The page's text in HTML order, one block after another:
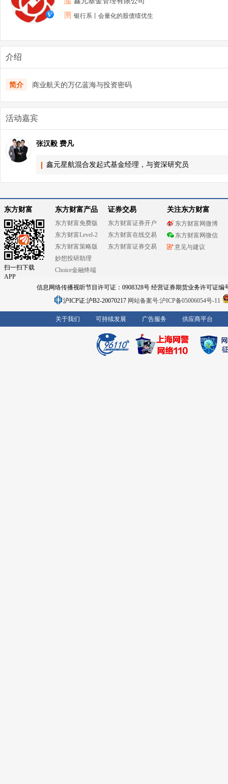
银行系丨会量化的股债绩优生
介绍
简介 商业航天的万亿蓝海与投资密码
活动嘉宾
张汉毅 费凡
鑫元星航混合发起式基金经理，与资深研究员
东方财富
扫一扫下载
APP
东方财富产品
东方财富免费版
东方财富Level-2
东方财富策略版
妙想投研助理
Choice金融终端
证券交易
东方财富证券开户
东方财富在线交易
东方财富证券交易
关注东方财富
东方财富网微博
东方财富网微信
意见与建议
信息网络传播视听节目许可证：0908328号 经营证券期货业务许可证编
沪ICP证:沪B2-20070217 网站备案号:沪ICP备05006054号-11
关于我们 可持续发展 广告服务 供应商平台